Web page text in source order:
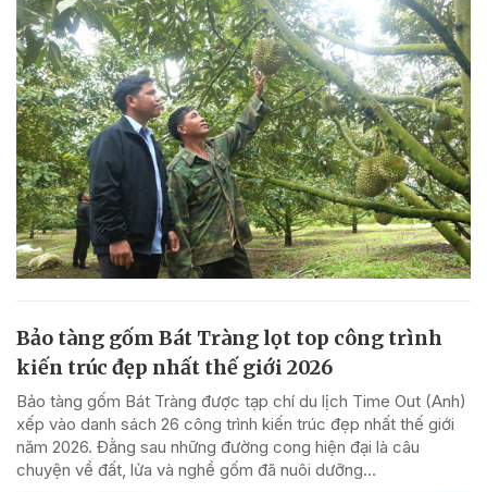
Bảo tàng gốm Bát Tràng lọt top công trình
kiến trúc đẹp nhất thế giới 2026
Bảo tàng gốm Bát Tràng được tạp chí du lịch Time Out (Anh)
xếp vào danh sách 26 công trình kiến trúc đẹp nhất thế giới
năm 2026. Đằng sau những đường cong hiện đại là câu
chuyện về đất, lửa và nghề gốm đã nuôi dưỡng...